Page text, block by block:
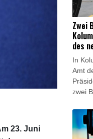
23. Juni
Der
Zwei
des
In
Amt
zwei